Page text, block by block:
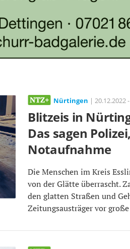
Nürtingen | 20.12.2022
Blitzeis in
Das sagen
Notaufnahme
Die Menschen im Kreis
von der Glätte überrascht.
den glatten Straßen und
Zeitungsausträger vor